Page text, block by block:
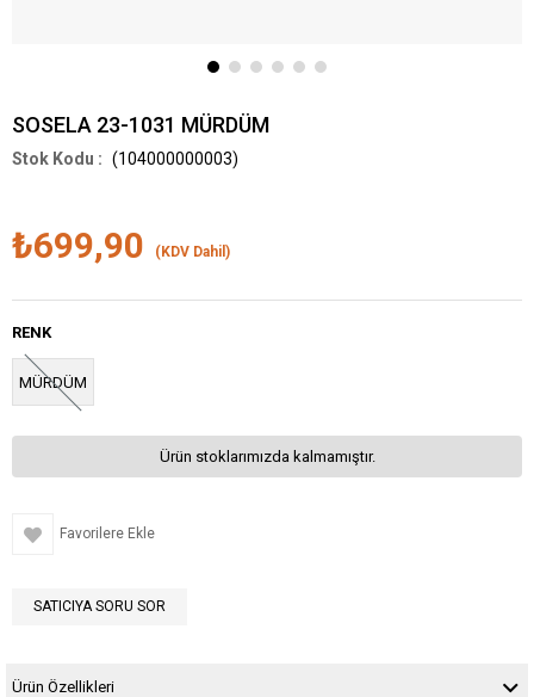
SOSELA 23-1031 MÜRDÜM
(104000000003)
₺699,90 (KDV Dahil)
RENK
MÜRDÜM
Ürün stoklarımızda kalmamıştır.
Favorilere Ekle
SATICIYA SORU SOR
Ürün Özellikleri